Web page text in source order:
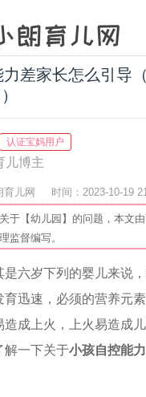
差家长怎么引导
认证宝妈用户
儿博主
育儿网 时间：2023-10-19
爆
于【幼儿园】的问题，本文
监督编写。
是六岁下列的婴儿来说
迅速，必须的营养元
造成上火，上火易造成
解一下关于小孩自控能